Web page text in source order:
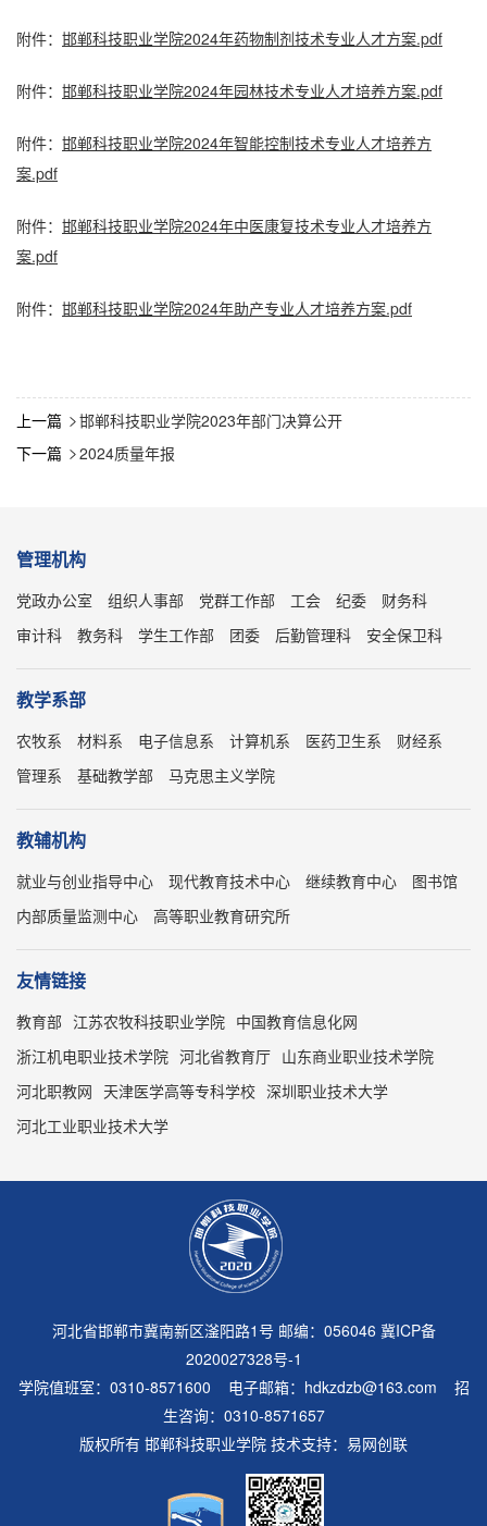
附件： 邯郸科技职业学院2024年药物制剂技术专业人才方案.pdf
附件： 邯郸科技职业学院2024年园林技术专业人才培养方案.pdf
附件： 邯郸科技职业学院2024年智能控制技术专业人才培养方
案.pdf
附件： 邯郸科技职业学院2024年中医康复技术专业人才培养方
案.pdf
附件： 邯郸科技职业学院2024年助产专业人才培养方案.pdf
上一篇  邯郸科技职业学院2023年部门决算公开
下一篇  2024质量年报
管理机构
党政办公室 组织人事部 党群工作部 工会 纪委
财务科
审计科
教务科 学生工作部 团委 后勤管理科 安全保卫科
教学系部
农牧系 材料系 电子信息系 计算机系 医药卫生系
财经系
管理系
基础教学部 马克思主义学院
教辅机构
就业与创业指导中心 现代教育技术中心 继续教育中心
图书馆
内部质量监测中心
高等职业教育研究所
友情链接
教育部 江苏农牧科技职业学院 中国教育信息化网
浙江机电职业技术学院 河北省教育厅 山东商业职业技术学院
河北职教网 天津医学高等专科学校 深圳职业技术大学
河北工业职业技术大学
河北省邯郸市冀南新区滏阳路1号 邮编：056046 冀ICP备
2020027328号-1
学院值班室：0310-8571600 电子邮箱：hdkzdzb@163.com 招
生咨询：0310-8571657
版权所有 邯郸科技职业学院 技术支持： 易网创联